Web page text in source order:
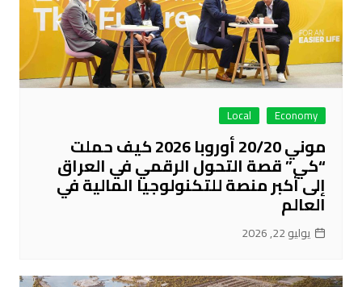
Economy
Local
موني 20/20 أوروبا 2026 كيف حملت
“كي” قصة التحول الرقمي في العراق
إلى أكبر منصة للتكنولوجيا المالية في
العالم
يوليو 22, 2026